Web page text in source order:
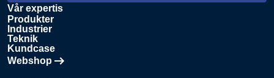
Vår expertis
Produkter
Industrier
Teknik
Kundcase
Webshop
Öppnas i en ny flik